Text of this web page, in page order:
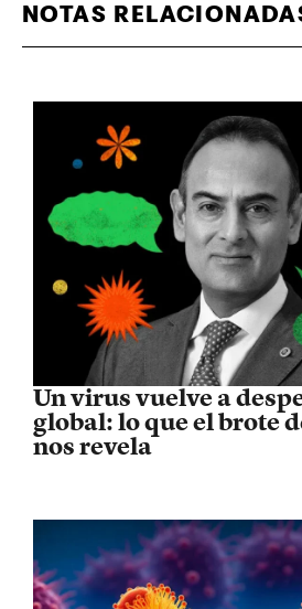
NOTAS
Un virus vuelve a
global: lo que el brote
nos revela